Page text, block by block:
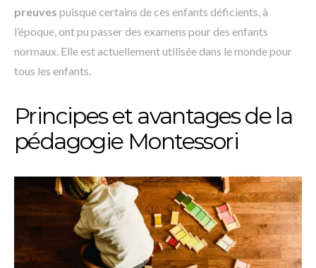
preuves puisque certains de ces enfants déficients, à
l’époque, ont pu passer des examens pour des enfants
normaux. Elle est actuellement utilisée dans le monde pour
tous les enfants.
Principes et avantages de la
pédagogie Montessori